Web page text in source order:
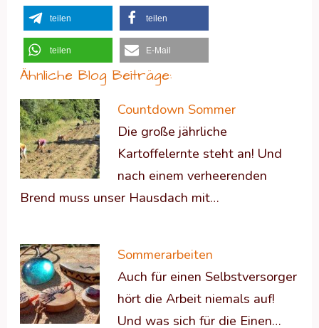
teilen teilen
teilen E-Mail
Ähnliche Blog Beiträge:
Countdown Sommer
Die große jährliche
Kartoffelernte steht an! Und
nach einem verheerenden
Brend muss unser Hausdach mit…
Sommerarbeiten
Auch für einen Selbstversorger
hört die Arbeit niemals auf!
Und was sich für die Einen…